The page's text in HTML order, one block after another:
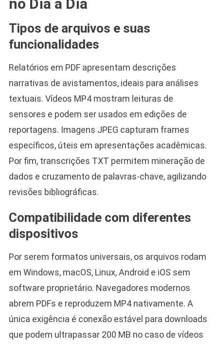
no Dia a Dia
Tipos de arquivos e suas
funcionalidades
Relatórios em PDF apresentam descrições
narrativas de avistamentos, ideais para análises
textuais. Vídeos MP4 mostram leituras de
sensores e podem ser usados em edições de
reportagens. Imagens JPEG capturam frames
específicos, úteis em apresentações acadêmicas.
Por fim, transcrições TXT permitem mineração de
dados e cruzamento de palavras-chave, agilizando
revisões bibliográficas.
Compatibilidade com diferentes
dispositivos
Por serem formatos universais, os arquivos rodam
em Windows, macOS, Linux, Android e iOS sem
software proprietário. Navegadores modernos
abrem PDFs e reproduzem MP4 nativamente. A
única exigência é conexão estável para downloads
que podem ultrapassar 200 MB no caso de vídeos